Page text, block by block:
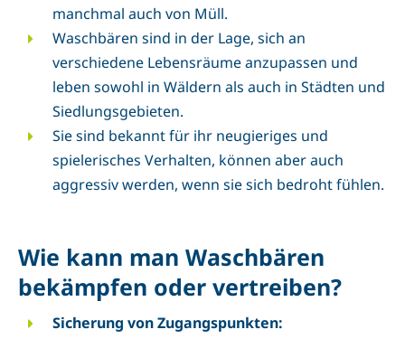
manchmal auch von Müll.
Waschbären sind in der Lage, sich an
verschiedene Lebensräume anzupassen und
leben sowohl in Wäldern als auch in Städten und
Siedlungsgebieten.
Sie sind bekannt für ihr neugieriges und
spielerisches Verhalten, können aber auch
aggressiv werden, wenn sie sich bedroht fühlen.
Wie kann man Waschbären
bekämpfen oder vertreiben?
Sicherung von Zugangspunkten: